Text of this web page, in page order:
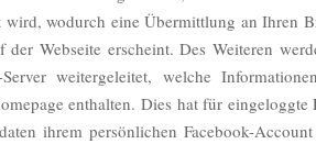
wird, wodurch eine Übermittlung an Ihren
der Webseite erscheint. Des Weiteren
Server weitergeleitet, welche
enthalten. Dies hat für
ihrem persönlichen Facebook-